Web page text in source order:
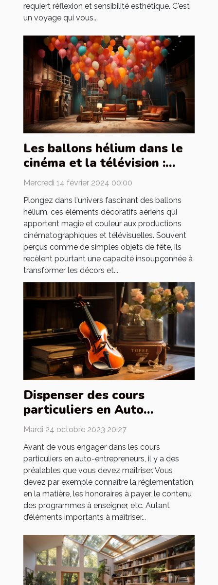
requiert réflexion et sensibilité esthétique. C'est
un voyage qui vous...
Les ballons hélium dans le
cinéma et la télévision :
utilisation et création de
Mercredi 14 février 2024 00:00
Plongez dans l'univers fascinant des ballons
hélium, ces éléments décoratifs aériens qui
apportent magie et couleur aux productions
cinématographiques et télévisuelles. Souvent
perçus comme de simples objets de fête, ils
recèlent pourtant une capacité insoupçonnée à
transformer les décors et...
Dispenser des cours
particuliers en Auto
entrepreneur : quels sont
Mardi 24 octobre 2023 20:27
Avant de vous engager dans les cours
particuliers en auto-entrepreneurs, il y a des
préalables que vous devez maîtriser. Vous
devez par exemple connaître la réglementation
en la matière, les honoraires à payer, le contenu
des programmes à enseigner, etc. Autant
d’éléments importants à maîtriser...